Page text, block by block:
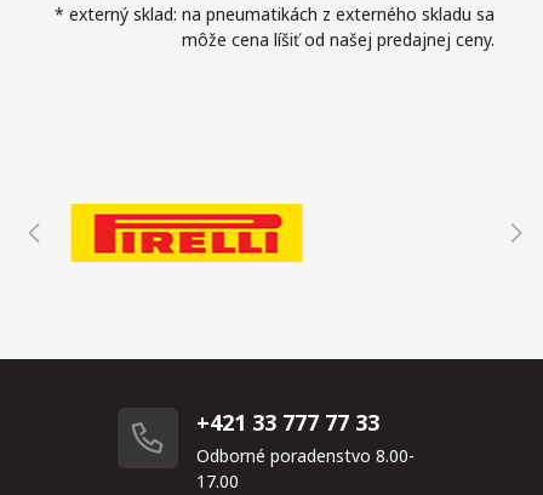
* externý sklad: na pneumatikách z externého skladu sa
môže cena líšiť od našej predajnej ceny.
+421 33 777 77 33
Odborné poradenstvo 8.00-
17.00